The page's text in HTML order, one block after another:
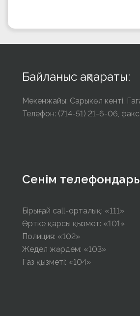
Байланыс ақпараты:
Мекенжайы: Сарыкөл кенті,
Телефон: (714-51) 21-6-06,
Сенім
Бірыңғай call-орталық: «111»
Өртке қарсы қызмет: «101»
Полиция: «102»
Жедел жәрдем: «103»
Газ қызметі: «104»